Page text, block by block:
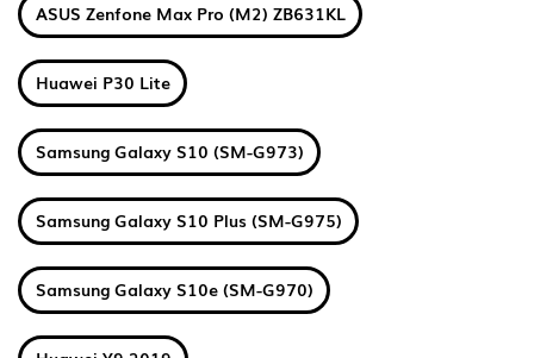
ASUS Zenfone Max Pro (M2) ZB631KL
Huawei P30 Lite
Samsung Galaxy S10 (SM-G973)
Samsung Galaxy S10 Plus (SM-G975)
Samsung Galaxy S10e (SM-G970)